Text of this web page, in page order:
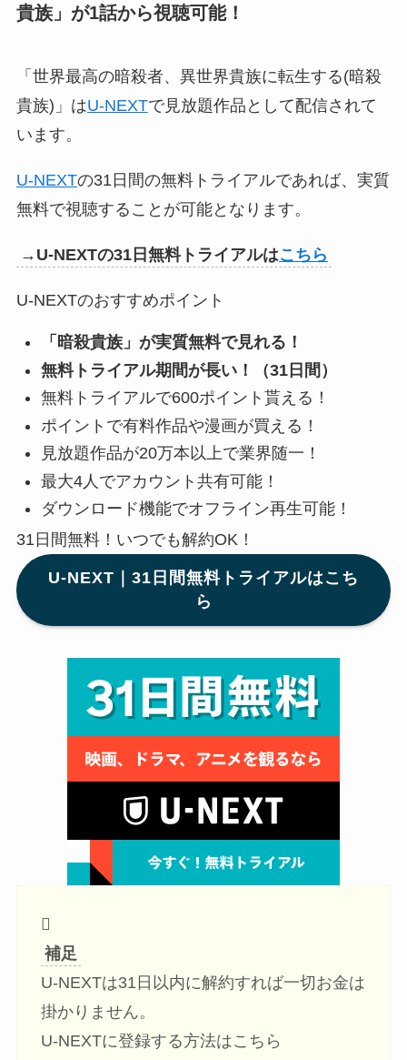
貴族」 が1話から視聴可能！
「世界最高の暗殺者、異世界貴族に転生する(暗殺
貴族)」はU-NEXTで見放題作品として配信されて
います。
U-NEXTの31日間の無料トライアルであれば、実質
無料で視聴することが可能となります。
→U-NEXTの31日無料トライアルはこちら
U-NEXTのおすすめポイント
「暗殺貴族」が実質無料で見れる！
無料トライアル期間が長い！（31日間）
無料トライアルで600ポイント貰える！
ポイントで有料作品や漫画が買える！
見放題作品が20万本以上で業界随一！
最大4人でアカウント共有可能！
ダウンロード機能でオフライン再生可能！
31日間無料！いつでも解約OK！
U-NEXT｜31日間無料トライアルはこち
ら
補足
U-NEXTは31日以内に解約すれば一切お金は
掛かりません。
U-NEXTに登録する方法はこちら